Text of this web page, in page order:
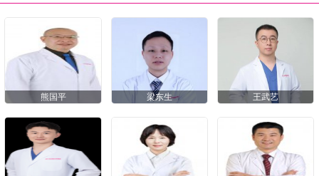
熊国平 梁东生 王武艺